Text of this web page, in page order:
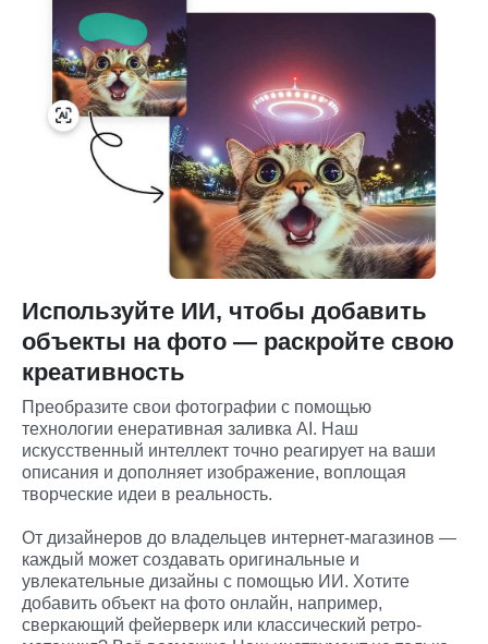
Используйте ИИ, чтобы добавить
объекты на фото — раскройте свою
креативность
Преобразите свои фотографии с помощью
технологии енеративная заливка AI. Наш
искусственный интеллект точно реагирует на ваши
описания и дополняет изображение, воплощая
творческие идеи в реальность.
От дизайнеров до владельцев интернет-магазинов —
каждый может создавать оригинальные и
увлекательные дизайны с помощью ИИ. Хотите
добавить объект на фото онлайн, например,
сверкающий фейерверк или классический ретро-